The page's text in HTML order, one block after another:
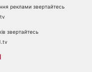
реклами звертайтесь
звертайтесь